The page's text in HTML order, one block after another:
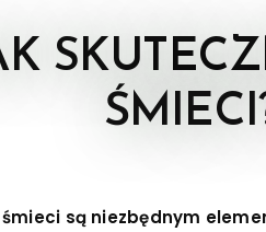
śmieci są niezbędnym